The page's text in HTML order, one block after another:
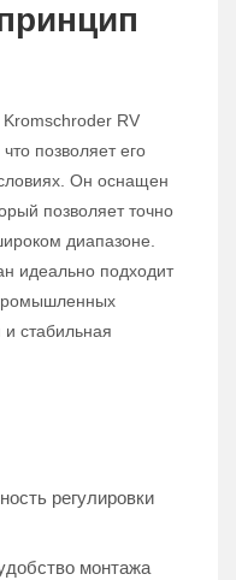
RV
позволяет его
Он оснащен
позволяет точно
диапазоне.
идеально подходит
и стабильная
регулировки
монтажа